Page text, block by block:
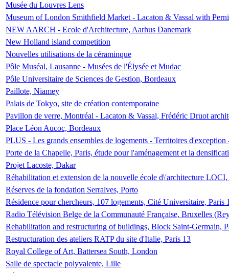
Musée du Louvres Lens
Museum of London Smithfield Market - Lacaton & Vassal with
NEW AARCH - Ecole d'Architecture, Aarhus Danemark
New Holland island competition
Nouvelles utilisations de la céraminque
Pôle Muséal, Lausanne - Musées de l'Élysée et Mudac
Pôle Universitaire de Sciences de Gestion, Bordeaux
Paillote, Niamey
Palais de Tokyo, site de création contemporaine
Pavillon de verre, Montréal - Lacaton & Vassal, Frédéric Druot
Place Léon Aucoc, Bordeaux
PLUS - Les grands ensembles de logements - Territoires
Porte de la Chapelle, Paris, étude pour l'aménagement et la
Projet Lacoste, Dakar
Réhabilitation et extension de la nouvelle école d\'architecture
Réserves de la fondation Serralves, Porto
Résidence pour chercheurs, 107 logements, Cité Universitaire, Paris
Radio Télévision Belge de la Communauté Française, Bruxelles
Rehabilitation and restructuring of buildings, Block Saint-Germain,
Restructuration des ateliers RATP du site d'Italie, Paris 13
Royal College of Art, Battersea South, London
Salle de spectacle polyvalente, Lille